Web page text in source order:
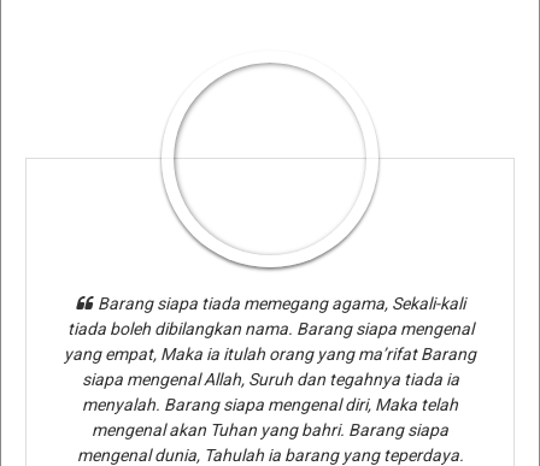
Barang siapa tiada memegang agama, Sekali-kali
tiada boleh dibilangkan nama. Barang siapa mengenal
yang empat, Maka ia itulah orang yang ma’rifat Barang
siapa mengenal Allah, Suruh dan tegahnya tiada ia
menyalah. Barang siapa mengenal diri, Maka telah
mengenal akan Tuhan yang bahri. Barang siapa
mengenal dunia, Tahulah ia barang yang teperdaya.